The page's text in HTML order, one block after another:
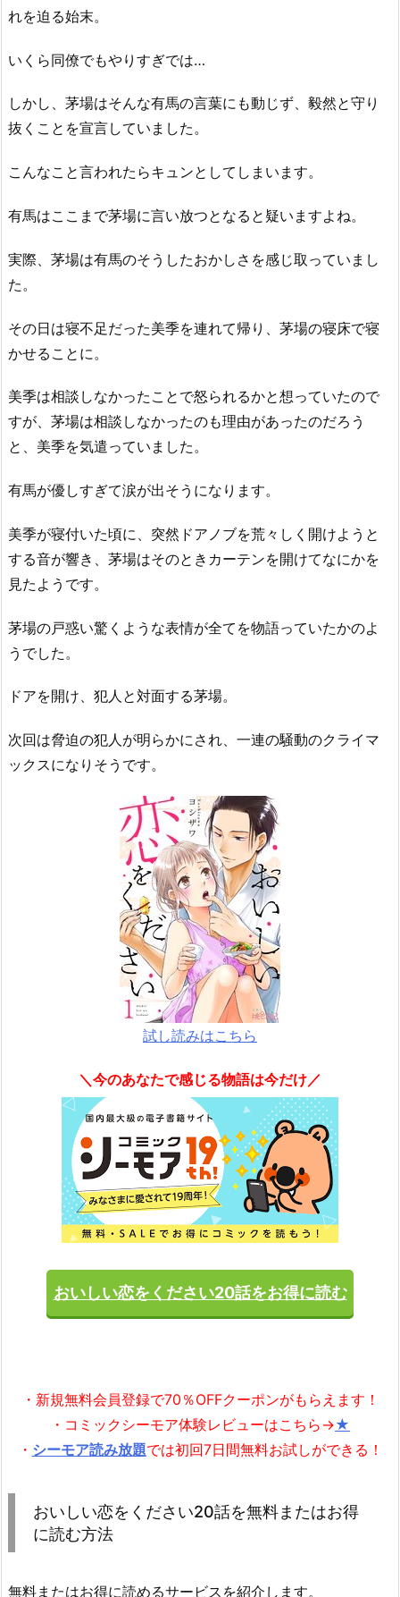
れを迫る始末。
いくら同僚でもやりすぎでは…
しかし、茅場はそんな有馬の言葉にも動じず、毅然と守り
抜くことを宣言していました。
こんなこと言われたらキュンとしてしまいます。
有馬はここまで茅場に言い放つとなると疑いますよね。
実際、茅場は有馬のそうしたおかしさを感じ取っていまし
た。
その日は寝不足だった美季を連れて帰り、茅場の寝床で寝
かせることに。
美季は相談しなかったことで怒られるかと想っていたので
すが、茅場は相談しなかったのも理由があったのだろう
と、美季を気遣っていました。
有馬が優しすぎて涙が出そうになります。
美季が寝付いた頃に、突然ドアノブを荒々しく開けようと
する音が響き、茅場はそのときカーテンを開けてなにかを
見たようです。
茅場の戸惑い驚くような表情が全てを物語っていたかのよ
うでした。
ドアを開け、犯人と対面する茅場。
次回は脅迫の犯人が明らかにされ、一連の騒動のクライマ
ックスになりそうです。
試し読みはこちら
＼今のあなたで感じる物語は今だけ／
おいしい恋をください20話をお得に読む
・新規無料会員登録で70％OFFクーポンがもらえます！
・コミックシーモア体験レビューはこちら→★
・ シーモア読み放題では初回7日間無料お試しができる！
おいしい恋をください20話を無料またはお得
に読む方法
無料またはお得に読めるサービスを紹介します。